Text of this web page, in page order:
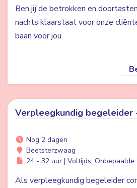
Ben jij de betrokken en
nachts klaarstaat voor onze
baan voor jou.
Verpleegkundig begeleider
Nog 2 dagen
Beetsterzwaag
24 - 32 uur | Voltijds, Onbepaalde
Als verpleegkundig begeleider